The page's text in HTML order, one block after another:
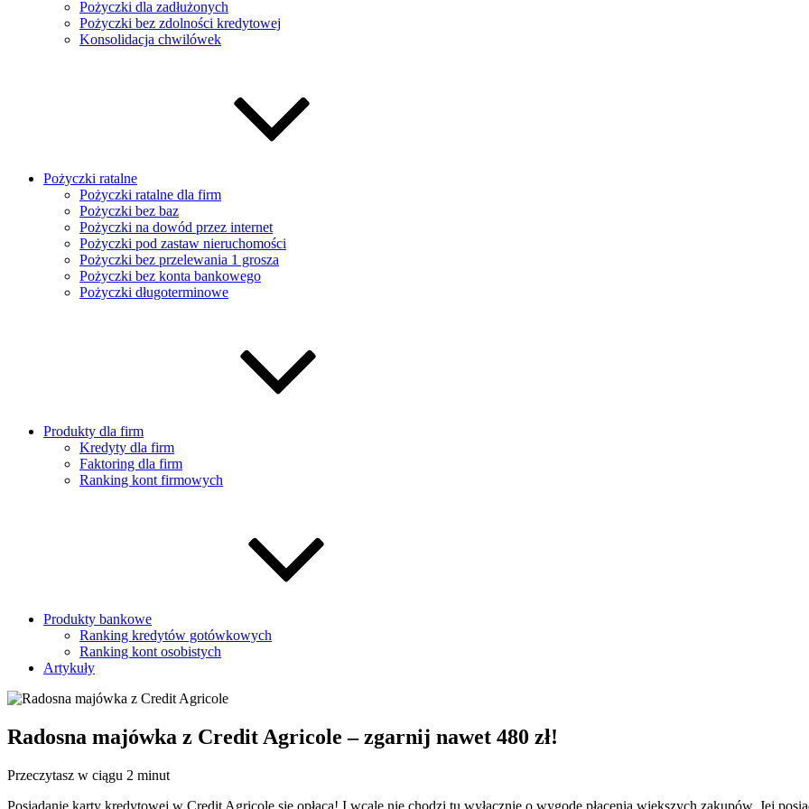
Pożyczki dla zadłużonych
Pożyczki bez zdolności kredytowej
Konsolidacja chwilówek
Pożyczki ratalne
Pożyczki ratalne dla firm
Pożyczki bez baz
Pożyczki na dowód przez internet
Pożyczki pod zastaw nieruchomości
Pożyczki bez przelewania 1 grosza
Pożyczki bez konta bankowego
Pożyczki długoterminowe
Produkty dla firm
Kredyty dla firm
Faktoring dla firm
Ranking kont firmowych
Produkty bankowe
Ranking kredytów gotówkowych
Ranking kont osobistych
Artykuły
Radosna majówka z Credit Agricole – zgarnij nawet 480 zł!
Przeczytasz w ciągu 2 minut
Posiadanie karty kredytowej w Credit Agricole się opłaca! I wcale nie chodzi tu wyłącznie o wygodę płacenia większych zakupów. Jej